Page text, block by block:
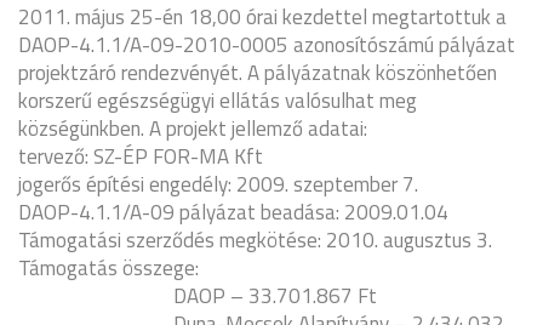
2011. május 25-én 18,00 órai kezdettel megtartottuk a
DAOP-4.1.1/A-09-2010-0005 azonosítószámú pályázat
projektzáró rendezvényét. A pályázatnak köszönhetően
korszerű egészségügyi ellátás valósulhat meg
községünkben.A projekt jellemző adatai:
tervező: SZ-ÉP FOR-MA Kft
jogerős építési engedély: 2009. szeptember 7.
DAOP-4.1.1/A-09 pályázat beadása: 2009.01.04
Támogatási szerződés megkötése: 2010. augusztus 3.
Támogatás összege:
DAOP – 33.701.867 Ft